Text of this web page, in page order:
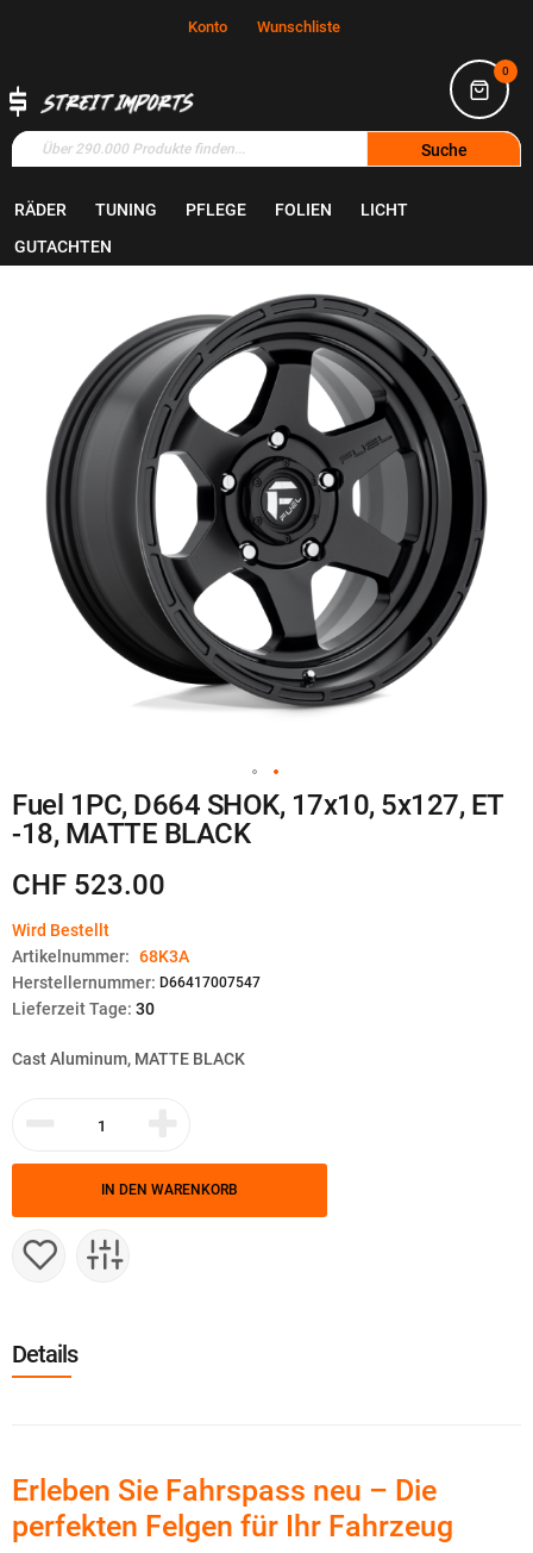
Konto Wunschliste
0
Suche
RÄDER TUNING PFLEGE FOLIEN
LICHT
GUTACHTEN
Zum
Ende
Zum
Anfang
der
Bildgalerie
Fuel 1PC, D664 SHOK, 17x10, 5x127, ET
-18, MATTE BLACK
CHF 523.00
Wird Bestellt
Artikelnummer: 68K3A
Herstellernummer: D66417007547
Lieferzeit Tage: 30
Cast Aluminum, MATTE BLACK
IN DEN WARENKORB
Details
Erleben Sie Fahrspass neu – Die
perfekten Felgen für Ihr Fahrzeug